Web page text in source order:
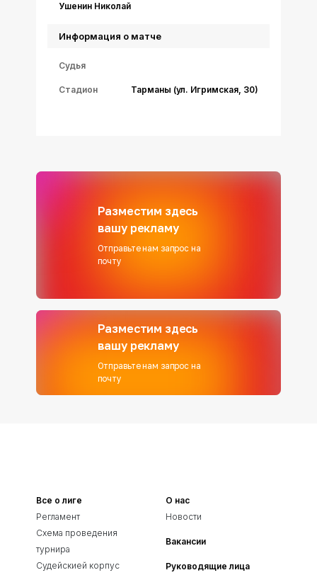
Ушенин Николай
Информация о матче
Судья
Стадион Тарманы (ул. Игримская, 30)
Разместим здесь
вашу рекламу
Отправьте нам запрос на
почту
Разместим здесь
вашу рекламу
Отправьте нам запрос на
почту
Все о лиге
Регламент
Схема проведения
турнира
Судейскией корпус
О нас
Новости
Вакансии
Руководящие лица